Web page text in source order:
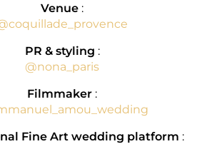
Venue :
PR & styling :
@nona_paris
Filmmaker :
Fine Art wedding platform :